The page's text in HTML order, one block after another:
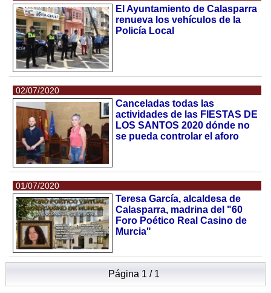
El Ayuntamiento de Calasparra
renueva los vehículos de la
Policía Local
02/07/2020
Canceladas todas las
actividades de las FIESTAS DE
LOS SANTOS 2020 dónde no
se pueda controlar el aforo
01/07/2020
Teresa García, alcaldesa de
Calasparra, madrina del "60
Foro Poético Real Casino de
Murcia"
Página 1 / 1